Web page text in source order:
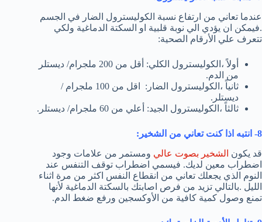
عندما تعاني من ارتفاع نسبة الكوليسترول الضار في الجسم
.فيمكن ان يؤدي الي نوبة قلبية او السكتة الدماغية ولكي
تتعرف علي الأرقام الصحية:
أولاً ،الكوليسترول الكلي: أقل من 200 ملجرام/ ديستلر
من الدم.
ثانياً ،الكوليسترول الضار: اقل من 100 ملجرام /
ديستلر.
ثالثاً ،الكوليسترول الجيد: أعلي من 60 ملجرام/ ديستلر.
8- انتبه اذا كنت تعاني من الشخير:
قد يكون الشخير بصوت عالي ومستمر من علامات وجود
اضطراب معين لديك. فيسمي اضطراب توقف التنفس عند
النوم الذي يجعلك تعاني من انقطاع النفس اكثر من مرة اثناء
الليل .بالتالي تزيد من فرص اصابتك بالسكتة الدماغية لأنها
تمنع وصول كمية كافية من الأوكسجين ورفع ضغط الدم.